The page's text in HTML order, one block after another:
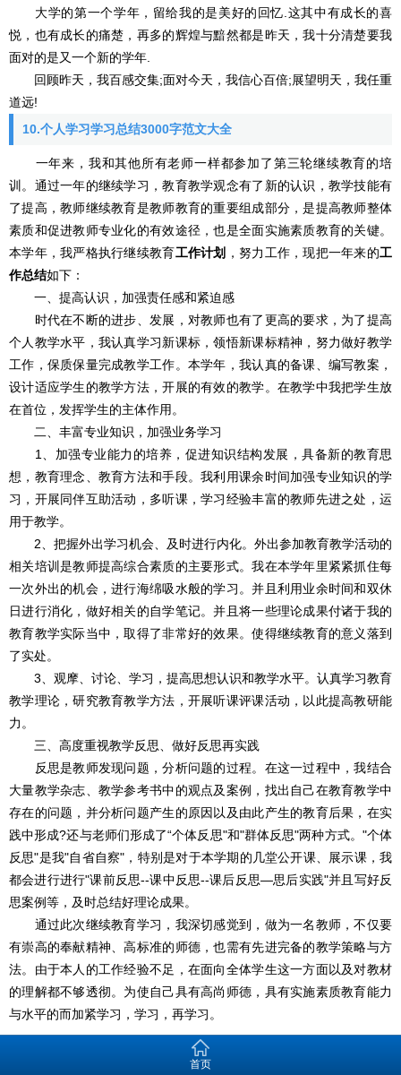
大学的第一个学年，留给我的是美好的回忆.这其中有成长的喜
悦，也有成长的痛楚，再多的辉煌与黯然都是昨天，我十分清楚要我
面对的是又一个新的学年.
回顾昨天，我百感交集;面对今天，我信心百倍;展望明天，我任重
道远!
10.个人学习学习总结3000字范文大全
一年来，我和其他所有老师一样都参加了第三轮继续教育的培
训。通过一年的继续学习，教育教学观念有了新的认识，教学技能有
了提高，教师继续教育是教师教育的重要组成部分，是提高教师整体
素质和促进教师专业化的有效途径，也是全面实施素质教育的关键。
本学年，我严格执行继续教育工作计划 ，努力工作，现把一年来的工
作总结如下：
一、提高认识，加强责任感和紧迫感
时代在不断的进步、发展，对教师也有了更高的要求，为了提高
个人教学水平，我认真学习新课标，领悟新课标精神，努力做好教学
工作，保质保量完成教学工作。本学年，我认真的备课、编写教案，
设计适应学生的教学方法，开展的有效的教学。在教学中我把学生放
在首位，发挥学生的主体作用。
二、丰富专业知识，加强业务学习
1、加强专业能力的培养，促进知识结构发展，具备新的教育思
想，教育理念、教育方法和手段。我利用课余时间加强专业知识的学
习，开展同伴互助活动，多听课，学习经验丰富的教师先进之处，运
用于教学。
2、把握外出学习机会、及时进行内化。外出参加教育教学活动的
相关培训是教师提高综合素质的主要形式。我在本学年里紧紧抓住每
一次外出的机会，进行海绵吸水般的学习。并且利用业余时间和双休
日进行消化，做好相关的自学笔记。并且将一些理论成果付诸于我的
教育教学实际当中，取得了非常好的效果。使得继续教育的意义落到
了实处。
3、观摩、讨论、学习，提高思想认识和教学水平。认真学习教育
教学理论，研究教育教学方法，开展听课评课活动，以此提高教研能
力。
三、高度重视教学反思、做好反思再实践
反思是教师发现问题，分析问题的过程。在这一过程中，我结合
大量教学杂志、教学参考书中的观点及案例，找出自己在教育教学中
存在的问题，并分析问题产生的原因以及由此产生的教育后果，在实
践中形成?还与老师们形成了“个体反思"和"群体反思"两种方式。"个体
反思"是我"自省自察"，特别是对于本学期的几堂公开课、展示课，我
都会进行进行"课前反思--课中反思--课后反思―思后实践"并且写好反
思案例等，及时总结好理论成果。
通过此次继续教育学习，我深切感觉到，做为一名教师，不仅要
有崇高的奉献精神、高标准的师德，也需有先进完备的教学策略与方
法。由于本人的工作经验不足，在面向全体学生这一方面以及对教材
的理解都不够透彻。为使自己具有高尚师德，具有实施素质教育能力
与水平的而加紧学习，学习，再学习。
版权声明：以上文章中所选用的图片及文字来源于网络以及用户投稿，由于未联
系到知识产权人或未发现有关知识产权的登记，如有知识产权人并不愿意我们使
首页